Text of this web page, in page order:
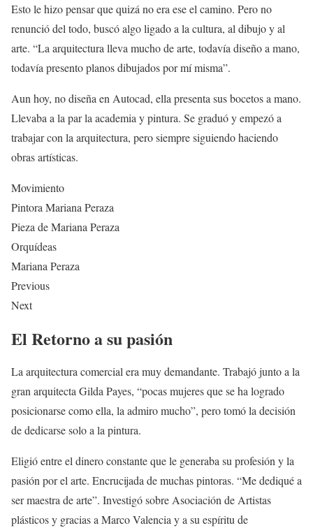
Esto le hizo pensar que quizá no era ese el camino. Pero no
renunció del todo, buscó algo ligado a la cultura, al dibujo y al
arte. “La arquitectura lleva mucho de arte, todavía diseño a mano,
todavía presento planos dibujados por mí misma”.
Aun hoy, no diseña en Autocad, ella presenta sus bocetos a mano.
Llevaba a la par la academia y pintura. Se graduó y empezó a
trabajar con la arquitectura, pero siempre siguiendo haciendo
obras artísticas.
Movimiento
Pintora Mariana Peraza
Pieza de Mariana Peraza
Orquídeas
Mariana Peraza
Previous
Next
El Retorno a su pasión
La arquitectura comercial era muy demandante. Trabajó junto a la
gran arquitecta Gilda Payes, “pocas mujeres que se ha logrado
posicionarse como ella, la admiro mucho”, pero tomó la decisión
de dedicarse solo a la pintura.
Eligió entre el dinero constante que le generaba su profesión y la
pasión por el arte. Encrucijada de muchas pintoras. “Me dediqué a
ser maestra de arte”. Investigó sobre Asociación de Artistas
plásticos y gracias a Marco Valencia y a su espíritu de